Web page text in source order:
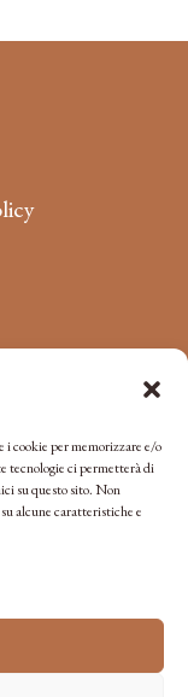
cookie per memorizzare e/o
tecnologie ci permetterà di
su questo sito. Non
alcune caratteristiche e
dell’ informativa
Flaïa